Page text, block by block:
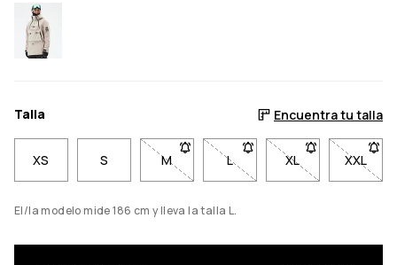
Talla Encuentra tu talla
XS S M- Talla M no disponible. Haz clic para
L- Talla L no disponible. Haz
XL- Talla XL no
XXL- Talla
El/la modelo mide 186 cm y lleva la talla L.